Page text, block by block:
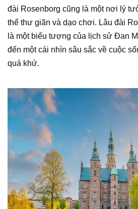
đài Rosenborg cũng là một nơi lý
thể thư giãn và dạo chơi. Lâu đài
là một biểu tượng của lịch sử Đan
đến một cái nhìn sâu sắc về cuộc
quá khứ.